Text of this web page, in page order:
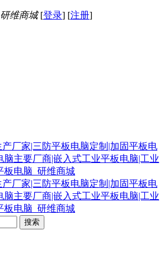
研维商城[登录] [注册]
搜索